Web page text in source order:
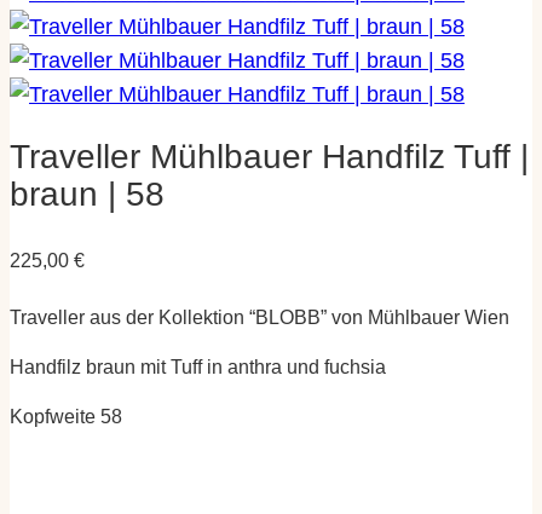
Traveller Mühlbauer Handfilz Tuff |
braun | 58
225,00 €
Traveller aus der Kollektion “BLOBB” von Mühlbauer Wien
Handfilz braun mit Tuff in anthra und fuchsia
Kopfweite 58